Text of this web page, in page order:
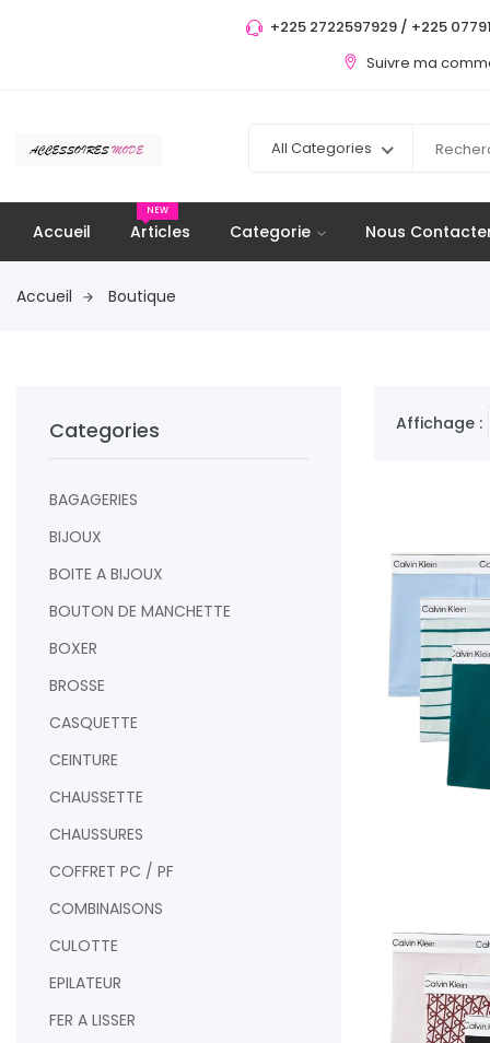
+225 2722597929 / +225
Suivre ma
All Categories
Accueil Articles
NEW
Categorie Nous
Accueil Boutique
Categories
BAGAGERIES
BIJOUX
BOITE A BIJOUX
BOUTON DE MANCHETTE
BOXER
BROSSE
CASQUETTE
CEINTURE
CHAUSSETTE
CHAUSSURES
COFFRET PC / PF
COMBINAISONS
CULOTTE
EPILATEUR
FER A LISSER
Affichage :